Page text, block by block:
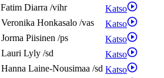
Fatim Diarra /vihr
Katso
Veronika Honkasalo /vas
Katso
Jorma Piisinen /ps
Katso
Lauri Lyly /sd
Katso
Hanna Laine-Nousimaa /sd Katso